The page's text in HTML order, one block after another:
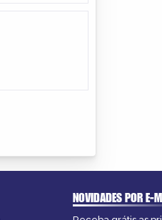
NOVIDADES POR E-